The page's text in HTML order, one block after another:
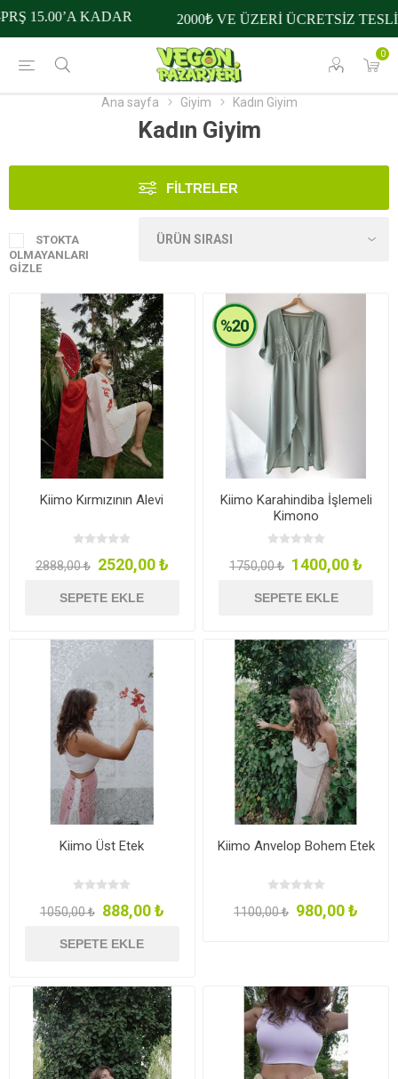
0
15.00’A KADAR 2000₺ VE ÜZERİ ÜCRETSİZ
Ana sayfa Giyim Kadın Giyim
Kadın Giyim
FILTRELER
STOKTA
OLMAYANLARI
GIZLE
Kiimo Kırmızının Alevi
2888,00 ₺ 2520,00 ₺
SEPETE EKLE
Kiimo Karahindiba İşlemeli
Kimono
1750,00 ₺ 1400,00 ₺
SEPETE EKLE
Kiimo Üst Etek
1050,00 ₺ 888,00 ₺
SEPETE EKLE
Kiimo Anvelop Bohem Etek
1100,00 ₺ 980,00 ₺